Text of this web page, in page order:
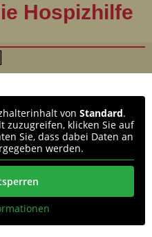
Hospizhilfe
von Standard.
zuzugreifen, klicken Sie auf
Sie, dass dabei Daten an
werden.